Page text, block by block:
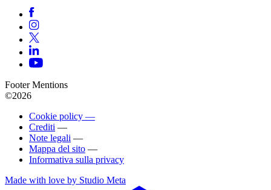
Footer Mentions
©2026
Cookie policy —
Crediti —
Note legali —
Mappa del sito —
Informativa sulla privacy
Made with love by Studio Meta